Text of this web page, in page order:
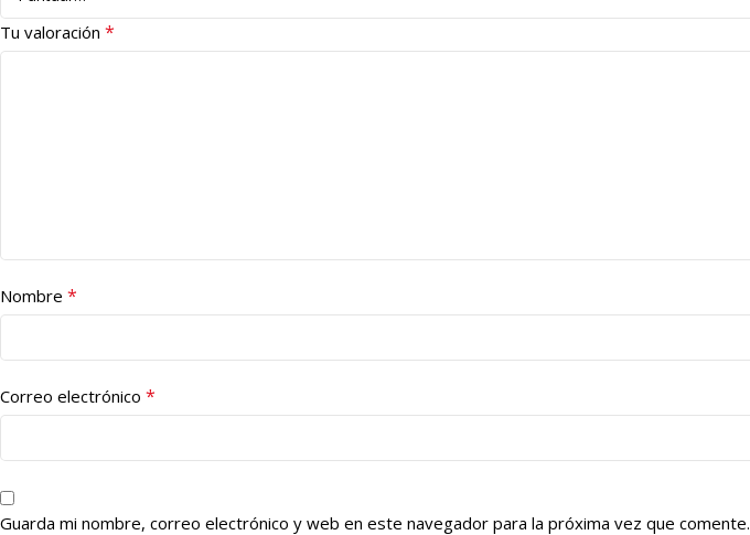
Tu valoración *
Nombre *
Correo electrónico *
Guarda mi nombre, correo electrónico y web en este navegador para la próxima vez que comente.